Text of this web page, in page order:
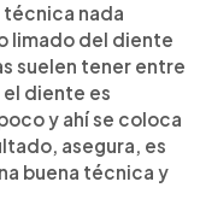
técnica nada
limado del diente
suelen tener entre
el diente es
y ahí se coloca
asegura, es
buena técnica y